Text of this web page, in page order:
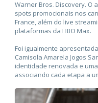
Warner Bros. Discovery. O
spots promocionais nos
France, além do live
plataformas da HBO Max.
Foi igualmente
Camisola Amarela Jogos
identidade renovada e
associando cada etapa a